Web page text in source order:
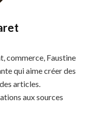
commerce, Faustine
qui aime créer des
articles.
aux sources